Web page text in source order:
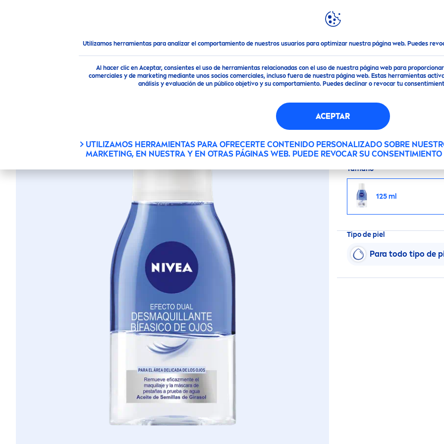
Utilizamos herramientas para analizar el comportamiento de nuestros usuarios para optimizar nuestra página web. Puedes
Al hacer clic en Aceptar, consientes el uso de herramientas relacionadas con el uso de nuestra página web para
comerciales y de marketing mediante unos socios comerciales, incluso fuera de nuestra página web. Estas herramientas
análisis y evaluación de un público objetivo y su comportamiento. Puedes declinar o revocar tu
ACEPTAR
UTILIZAMOS HERRAMIENTAS PARA OFRECERTE CONTENIDO PERSONALIZADO SOBRE
MARKETING, EN NUESTRA Y EN OTRAS PÁGINAS WEB. PUEDE REVOCAR SU
MUNDONIVEA
Cuidado Facial Contorno de Ojos Desmaquillante Bifásico de Ojos
DESMAQUILLANTE BIFÁSICO
Desmaquillante de
Aciano. Elimina
Tamaño
125 ml
Tipo de piel
Para todo tipo de